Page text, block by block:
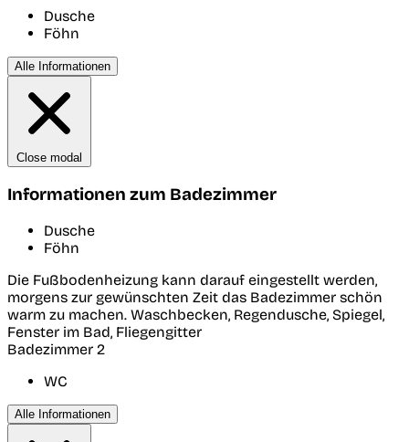
Dusche
Föhn
Alle Informationen
Close modal
Informationen zum Badezimmer
Dusche
Föhn
Die Fußbodenheizung kann darauf eingestellt werden,
morgens zur gewünschten Zeit das Badezimmer schön
warm zu machen. Waschbecken, Regendusche, Spiegel,
Fenster im Bad, Fliegengitter
Badezimmer 2
WC
Alle Informationen